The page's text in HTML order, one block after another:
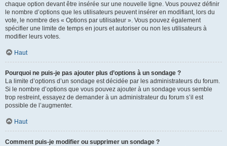
chaque option devant être insérée sur une nouvelle ligne. Vous pouvez définir
le nombre d’options que les utilisateurs peuvent insérer en modifiant, lors du
vote, le nombre des « Options par utilisateur ». Vous pouvez également
spécifier une limite de temps en jours et autoriser ou non les utilisateurs à
modifier leurs votes.
Haut
Pourquoi ne puis-je pas ajouter plus d’options à un sondage ?
La limite d’options d’un sondage est décidée par les administrateurs du forum.
Si le nombre d’options que vous pouvez ajouter à un sondage vous semble
trop restreint, essayez de demander à un administrateur du forum s’il est
possible de l’augmenter.
Haut
Comment puis-je modifier ou supprimer un sondage ?